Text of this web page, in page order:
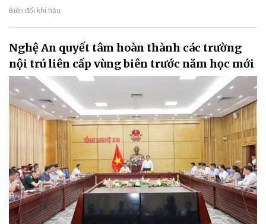
Biến đổi khí hậu
Nghệ An quyết tâm hoàn thành các trường
nội trú liên cấp vùng biên trước năm học mới